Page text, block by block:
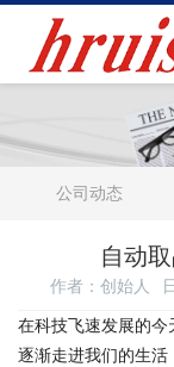
公司动态
自动
作者：创始人
在科技飞速发展的
逐渐走进我们的生